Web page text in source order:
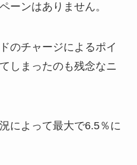
ーンはありません。
のチャージによるポイ
しまったのも残念なニ
によって最大で6.5％に